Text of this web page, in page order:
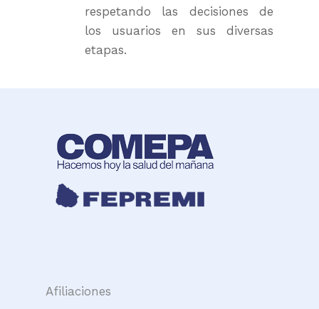
respetando las decisiones de
los usuarios en sus diversas
etapas.
Afiliaciones